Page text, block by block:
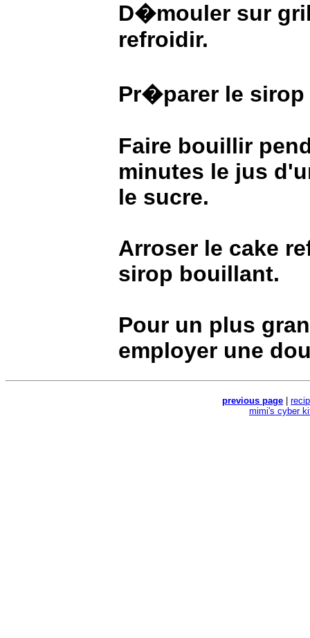
D�mouler sur
refroidir.
Pr�parer le sirop
Faire bouillir
minutes le jus
le sucre.
Arroser le cake
sirop bouillant.
Pour un plus
employer une
previous page
mimi's cyber